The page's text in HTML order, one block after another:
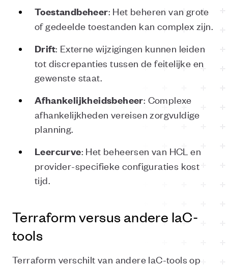
Toestandbeheer: Het beheren van grote
of gedeelde toestanden kan complex zijn.
Drift: Externe wijzigingen kunnen leiden
tot discrepanties tussen de feitelijke en
gewenste staat.
Afhankelijkheidsbeheer: Complexe
afhankelijkheden vereisen zorgvuldige
planning.
Leercurve: Het beheersen van HCL en
provider-specifieke configuraties kost
tijd.
Terraform versus andere IaC-
tools
Terraform verschilt van andere IaC-tools op